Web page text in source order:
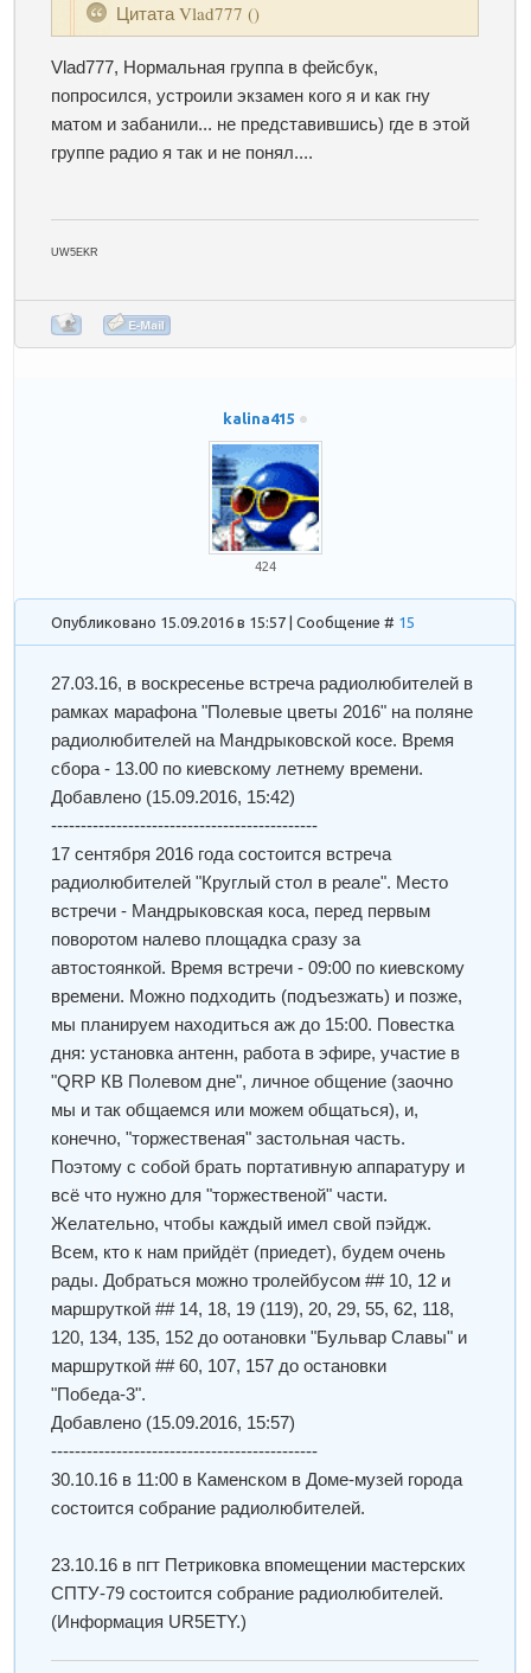
Цитата Vlad777 ()
Vlad777, Нормальная группа в фейсбук,
попросился, устроили экзамен кого я и как гну
матом и забанили... не представившись) где в этой
группе радио я так и не понял....
UW5EKR
kalina415
424
Опубликовано 15.09.2016 в 15:57 | Сообщение # 15
27.03.16, в воскресенье встреча радиолюбителей в
рамках марафона "Полевые цветы 2016" на поляне
радиолюбителей на Мандрыковской косе. Время
сбора - 13.00 по киевскому летнему времени.
Добавлено (15.09.2016, 15:42)
---------------------------------------------
17 сентября 2016 года состоится встреча
радиолюбителей "Круглый стол в реале". Место
встречи - Мандрыковская коса, перед первым
поворотом налево площадка сразу за
автостоянкой. Время встречи - 09:00 по киевскому
времени. Можно подходить (подъезжать) и позже,
мы планируем находиться аж до 15:00. Повестка
дня: установка антенн, работа в эфире, участие в
"QRP КВ Полевом дне", личное общение (заочно
мы и так общаемся или можем общаться), и,
конечно, "торжественая" застольная часть.
Поэтому с собой брать портативную аппаратуру и
всё что нужно для "торжественой" части.
Желательно, чтобы каждый имел свой пэйдж.
Всем, кто к нам прийдёт (приедет), будем очень
рады. Добраться можно тролейбусом ## 10, 12 и
маршруткой ## 14, 18, 19 (119), 20, 29, 55, 62, 118,
120, 134, 135, 152 до оотановки "Бульвар Славы" и
маршруткой ## 60, 107, 157 до остановки
"Победа-3".
Добавлено (15.09.2016, 15:57)
---------------------------------------------
30.10.16 в 11:00 в Каменском в Доме-музей города
состоится собрание радиолюбителей.
23.10.16 в пгт Петриковка впомещении мастерских
СПТУ-79 состоится собрание радиолюбителей.
(Информация UR5ETY.)